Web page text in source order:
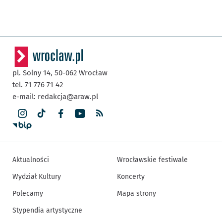
pl. Solny 14, 50-062 Wrocław
tel. 71 776 71 42
e-mail: redakcja@araw.pl
Aktualności
Wydział Kultury
Polecamy
Stypendia artystyczne
Wrocławskie festiwale
Koncerty
Mapa strony